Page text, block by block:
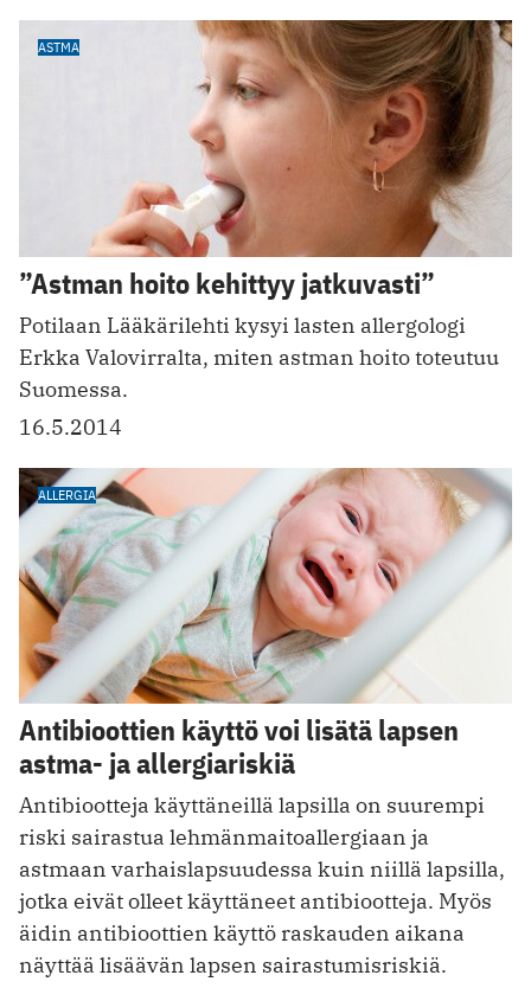
ASTMA
”Astman hoito kehittyy jatkuvasti”
Potilaan Lääkärilehti kysyi lasten allergologi
Erkka Valovirralta, miten astman hoito toteutuu
Suomessa.
16.5.2014
ALLERGIA
Antibioottien käyttö voi lisätä lapsen
astma- ja allergiariskiä
Antibiootteja käyttäneillä lapsilla on suurempi
riski sairastua lehmänmaitoallergiaan ja
astmaan varhaislapsuudessa kuin niillä lapsilla,
jotka eivät olleet käyttäneet antibiootteja. Myös
äidin antibioottien käyttö raskauden aikana
näyttää lisäävän lapsen sairastumisriskiä.